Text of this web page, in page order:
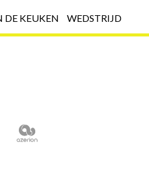
DE KEUKEN WEDSTRIJD